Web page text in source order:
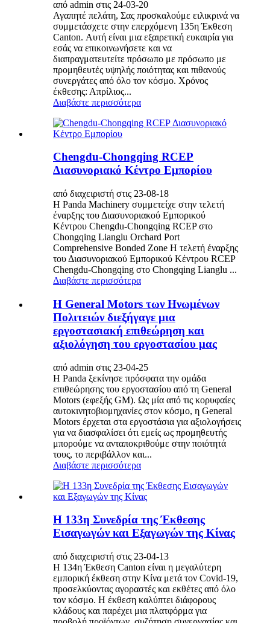
από admin στις 24-03-20
Αγαπητέ πελάτη, Σας προσκαλούμε ειλικρινά να
συμμετάσχετε στην επερχόμενη 135η Έκθεση
Canton. Αυτή είναι μια εξαιρετική ευκαιρία για
εσάς να επικοινωνήσετε και να
διαπραγματευτείτε πρόσωπο με πρόσωπο με
προμηθευτές υψηλής ποιότητας και πιθανούς
συνεργάτες από όλο τον κόσμο. Χρόνος
έκθεσης: Απρίλιος...
Διαβάστε περισσότερα
Chengdu-Chongqing RCEP
Διασυνοριακό Κέντρο Εμπορίου
από διαχειριστή στις 23-08-18
Η Panda Machinery συμμετείχε στην τελετή
έναρξης του Διασυνοριακού Εμπορικού
Κέντρου Chengdu-Chongqing RCEP στο
Chongqing Lianglu Orchard Port
Comprehensive Bonded Zone Η τελετή έναρξης
του Διασυνοριακού Εμπορικού Κέντρου RCEP
Chengdu-Chongqing στο Chongqing Lianglu ...
Διαβάστε περισσότερα
Η General Motors των Ηνωμένων
Πολιτειών διεξήγαγε μια
εργοστασιακή επιθεώρηση και
αξιολόγηση του εργοστασίου μας
από admin στις 23-04-25
Η Panda ξεκίνησε πρόσφατα την ομάδα
επιθεώρησης του εργοστασίου από τη General
Motors (εφεξής GM). Ως μία από τις κορυφαίες
αυτοκινητοβιομηχανίες στον κόσμο, η General
Motors έρχεται στα εργοστάσια για αξιολογήσεις
για να διασφαλίσει ότι εμείς ως προμηθευτής
μπορούμε να ανταποκριθούμε στην ποιότητά
τους, το περιβάλλον και...
Διαβάστε περισσότερα
Η 133η Συνεδρία της Έκθεσης
Εισαγωγών και Εξαγωγών της Κίνας
από διαχειριστή στις 23-04-13
Η 134η Έκθεση Canton είναι η μεγαλύτερη
εμπορική έκθεση στην Κίνα μετά τον Covid-19,
προσελκύοντας αγοραστές και εκθέτες από όλο
τον κόσμο. Η έκθεση καλύπτει διάφορους
κλάδους και παρέχει μια πλατφόρμα για